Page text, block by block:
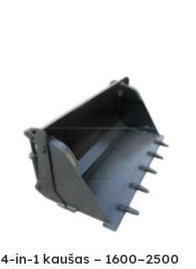
4-in-1 kaušas – 1600–2500